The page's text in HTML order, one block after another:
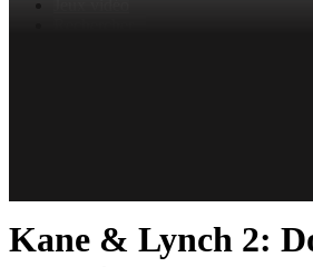
Kane & Lynch 2: